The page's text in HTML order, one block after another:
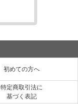
初めての方へ
特定商取引法に
基づく表記